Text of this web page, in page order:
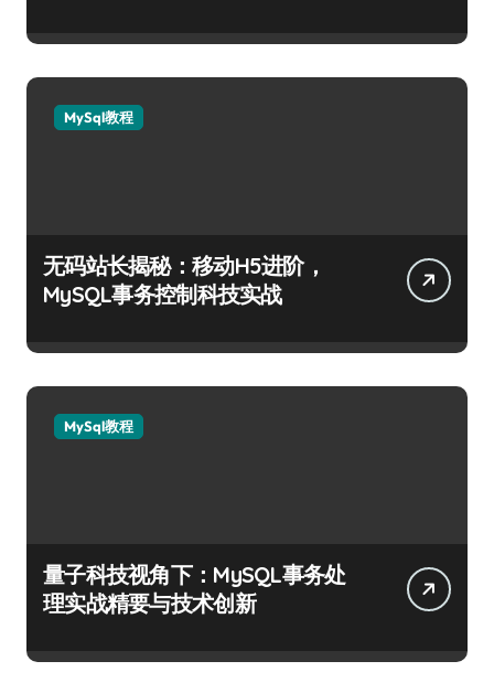
MySql教程
无码站长揭秘：移动H5进阶，
MySQL事务控制科技实战
MySql教程
量子科技视角下：MySQL事务处
理实战精要与技术创新